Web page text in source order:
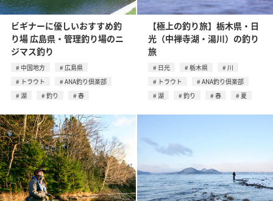
ビギナーに優しいおすすめ釣
り場 広島県・管理釣り場のニ
ジマス釣り
中国地方
広島県
トラウト
ANA釣り倶楽部
湖
釣り 春
【極上の釣り旅】栃木県・日
光（中禅寺湖・湯川）の釣り
旅
日光 栃木県
川
トラウト
ANA釣り倶楽部
湖
釣り 春 夏